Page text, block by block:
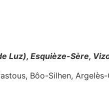
Luz), Esquièze-Sère,
Bôo-Silhen,